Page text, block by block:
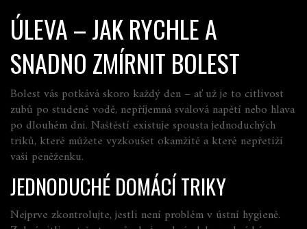
ÚLEVA – JAK RYCHLE A
SNADNO ZMÍRNIT BOLEST
Bolest vás potkává skoro každý den – ať už je to citlivost
zubů po studené vodě, nepříjemná svalová napětí nebo hlava
po dlouhém dni. Naštěstí existuje spousta jednoduchých
triků, které můžete vyzkoušet okamžitě a které nepřetíží
vaši peněženku.
JEDNODUCHÉ DOMÁCÍ TRIKY
Nejprve zkontrolujte, jestli není problém v ústní hygieně.